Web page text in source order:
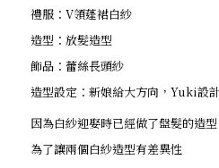
禮服：V領蓬裙白紗
造型：放髮造型
飾品：蕾絲長頭紗
造型設定：新娘給大方向，Yuki設計
因為白紗迎娶時已經做了盤髮的造型
為了讓兩個白紗造型有差異性